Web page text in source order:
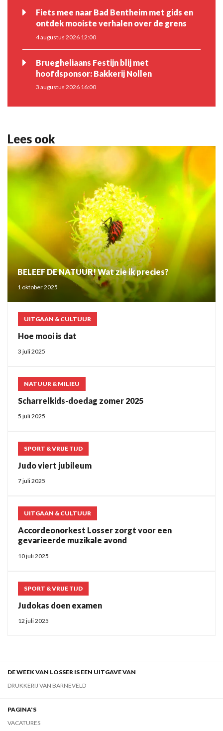
Fiets mee naar Bad Bentheim met gids en
ontdek mooiste verhalen over de grens
4 augustus 2026 12:00
Bruegheliaans Festijn blij met
hoofdsponsor: Bakkerij Nollen
3 augustus 2026 16:00
Lees ook
BELEEF DE NATUUR! Wat zie ik precies?
1 oktober 2025
UITGAAN & CULTUUR
Hoe mooi is dat
3 juli 2025
NATUUR & MILIEU
Scharrelkids-doedag zomer 2025
5 juli 2025
SPORT & VRIJE TIJD
Judo viert jubileum
7 juli 2025
UITGAAN & CULTUUR
Accordeonorkest Losser zorgt voor een
gevarieerde muzikale avond
10 juli 2025
SPORT & VRIJE TIJD
Judokas doen examen
12 juli 2025
DE WEEK VAN LOSSER IS EEN UITGAVE VAN
DRUKKERIJ VAN BARNEVELD
PAGINA'S
VACATURES